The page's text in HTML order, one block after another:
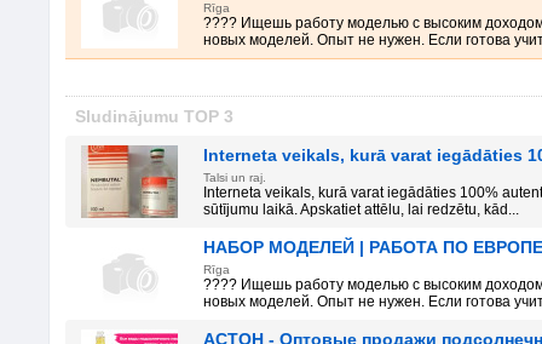
Rīga
???? Ищешь работу моделью с высоким
новых моделей. Опыт не нужен. Если готова
Sludinājumu TOP 3
Interneta veikals, kurā varat iegādāties
Talsi un raj.
Interneta veikals, kurā varat iegādāties 100%
sūtījumu laikā. Apskatiet attēlu, lai redzētu, kād...
НАБОР МОДЕЛЕЙ | РАБОТА ПО ЕВРОПЕ
Rīga
???? Ищешь работу моделью с высоким
новых моделей. Опыт не нужен. Если готова
АСТОН - Оптовые продажи